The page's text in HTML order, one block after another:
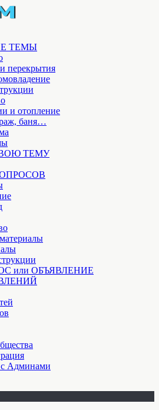
ТЕМЫ
перекрытия
и отопление
баня…
ТЕМУ
или ОБЪЯВЛЕНИЕ
Админами